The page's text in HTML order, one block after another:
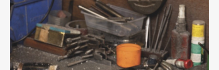
Art&DesignWatchFashion
Gourmet Cars
ProductCulture Lifestyle